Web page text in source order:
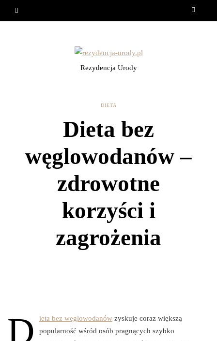
Rezydencja Urody
DIETA
Dieta bez
węglowodanów –
zdrowotne
korzyści i
zagrożenia
D ieta bez węglowodanów zyskuje coraz większą
popularność wśród osób pragnących szybko